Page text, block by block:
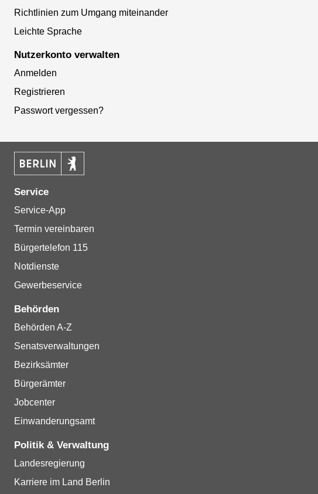
Richtlinien zum Umgang miteinander
Leichte Sprache
Nutzerkonto verwalten
Anmelden
Registrieren
Passwort vergessen?
Service
Service-App
Termin vereinbaren
Bürgertelefon 115
Notdienste
Gewerbeservice
Behörden
Behörden A-Z
Senatsverwaltungen
Bezirksämter
Bürgerämter
Jobcenter
Einwanderungsamt
Politik & Verwaltung
Landesregierung
Karriere im Land Berlin